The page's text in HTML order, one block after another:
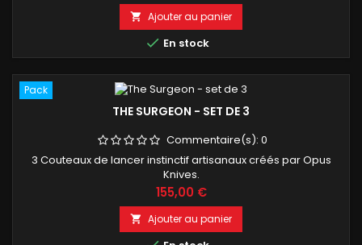
 Ajouter au panier
 En stock
Pack
THE SURGEON - SET DE 3
Commentaire(s): 0
3 Couteaux de lancer instinctif artisanaux créés par Opus
Knives.
Prix
155,00 €
 Ajouter au panier